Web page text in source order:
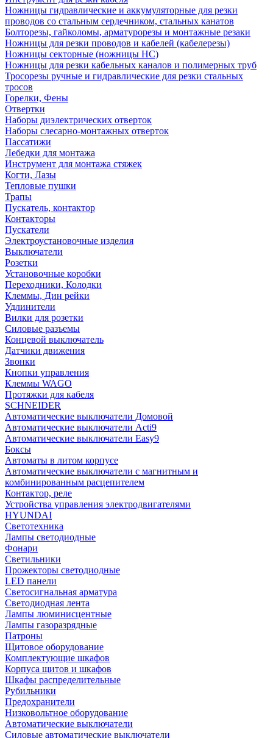
Ножницы гидравлические и аккумуляторные для резки
проводов со стальным сердечником, стальных канатов
Болторезы, гайколомы, арматурорезы и монтажные резаки
Ножницы для резки проводов и кабелей (кабелерезы)
Ножницы секторные (ножницы НС)
Ножницы для резки кабельных каналов и полимерных труб
Тросорезы ручные и гидравлические для резки стальных
тросов
Горелки, Фены
Отвертки
Наборы диэлектрических отверток
Наборы слесарно-монтажных отверток
Пассатижи
Лебедки для монтажа
Инструмент для монтажа стяжек
Когти, Лазы
Тепловые пушки
Трапы
Пускатель, контактор
Контакторы
Пускатели
Электроустановочные изделия
Выключатели
Розетки
Установочные коробки
Переходники, Колодки
Клеммы, Дин рейки
Удлинители
Вилки для розетки
Силовые разъемы
Концевой выключатель
Датчики движения
Звонки
Кнопки управления
Клеммы WAGO
Протяжки для кабеля
SCHNEIDER
Автоматические выключатели Домовой
Автоматические выключатели Acti9
Автоматические выключатели Easy9
Боксы
Автоматы в литом корпусе
Автоматические выключатели с магнитным и
комбинированным расцепителем
Контактор, реле
Устройства управления электродвигателями
HYUNDAI
Светотехника
Лампы светодиодные
Фонари
Светильники
Прожекторы светодиодные
LED панели
Светосигнальная арматура
Светодиодная лента
Лампы люминисцентные
Лампы газоразрядные
Патроны
Щитовое оборудование
Комплектующие шкафов
Корпуса щитов и шкафов
Шкафы распределительные
Рубильники
Предохранители
Низковольтное оборудование
Автоматические выключатели
Силовые автоматические выключатели